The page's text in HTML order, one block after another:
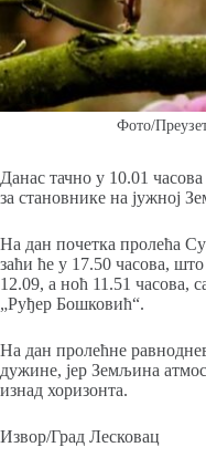
Фото/
Данас тачно у 10.01
за становнике на јужној
На дан почетка пролећа
заћи ће у 17.50 часова,
12.09, а ноћ 11.51 часова,
„Руђер Бошковић“.
На дан пролећне
дужине, јер Земљина
изнад хоризонта.
Извор/Град Лесковац